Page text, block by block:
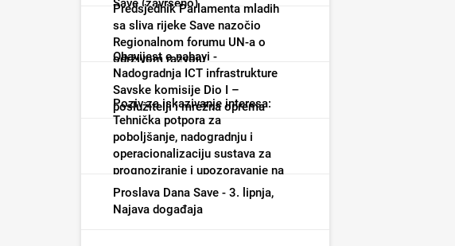
Predsjednik Parlamenta mladih
sa sliva rijeke Save nazočio
Regionalnom forumu UN-a o
održivom razvoju
Obavijest o nabavi -
Nadogradnja ICT infrastrukture
Savske komisije Dio I –
poslužitelji i mrežna oprema
(završeno)
Poziv za iskazivanje interesa:
Tehnička potpora za
poboljšanje, nadogradnju i
operacionalizaciju sustava za
prognoziranje i upozoravanje na
poplave i male vode (završeno)
Proslava Dana Save - 3. lipnja,
Najava događaja